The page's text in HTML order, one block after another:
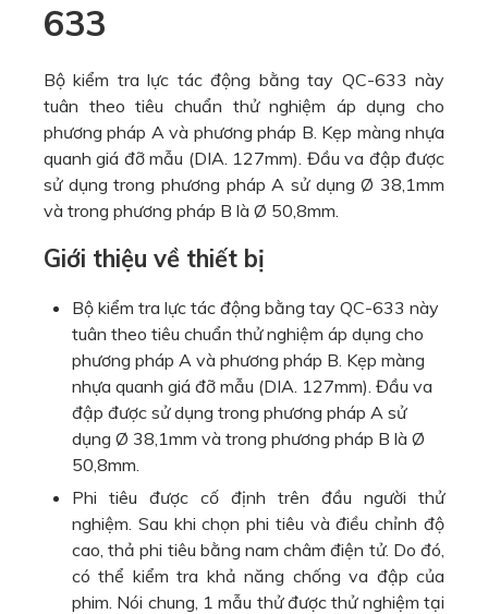
633
Bộ kiểm tra lực tác động bằng tay QC-633 này
tuân theo tiêu chuẩn thử nghiệm áp dụng cho
phương pháp A và phương pháp B. Kẹp màng nhựa
quanh giá đỡ mẫu (DIA. 127mm). Đầu va đập được
sử dụng trong phương pháp A sử dụng Ø 38,1mm
và trong phương pháp B là Ø 50,8mm.
Giới thiệu về thiết bị
Bộ kiểm tra lực tác động bằng tay QC-633 này
tuân theo tiêu chuẩn thử nghiệm áp dụng cho
phương pháp A và phương pháp B. Kẹp màng
nhựa quanh giá đỡ mẫu (DIA. 127mm). Đầu va
đập được sử dụng trong phương pháp A sử
dụng Ø 38,1mm và trong phương pháp B là Ø
50,8mm.
Phi tiêu được cố định trên đầu người thử
nghiệm. Sau khi chọn phi tiêu và điều chỉnh độ
cao, thả phi tiêu bằng nam châm điện tử. Do đó,
có thể kiểm tra khả năng chống va đập của
phim. Nói chung, 1 mẫu thử được thử nghiệm tại